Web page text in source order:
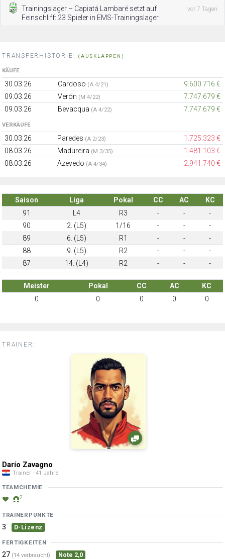
Trainingslager – Capiatá Lambaré setzt auf
Feinschliff: 23 Spieler in EMS-Trainingslager.
vor 7 Tagen
TRANSFERHISTORIE: (AUSKLAPPEN)
KÄUFE
30.03.26 Cardoso (A 4/21)
9.600.716 €
09.03.26
Verón (M 4/22)
7.747.679 €
09.03.26
Bevacqua (A 4/22) 7.747.679 €
VERKÄUFE
30.03.26 Paredes (A 2/23)
1.725.323 €
08.03.26
Madureira (M 3/35)
1.481.103 €
08.03.26
Azevedo (A 4/34) 2.941.740 €
Saison Liga Pokal CC AC
KC
91
L4 R3 - -
-
90
2. (L5) 1/16 - -
-
89
6. (L5) R1 - -
-
88
9. (L5) R2 - -
-
87
14. (L4) R2 - - -
Meister Pokal CC AC
KC
0
0 0 0 0
TRAINER:
Darío Zavagno
Trainer · 41 Jahre
TEAMCHEMIE
2
TRAINERPUNKTE
3 D-Lizenz
FERTIGKEITEN
27 (14 verbraucht) Note 2,0